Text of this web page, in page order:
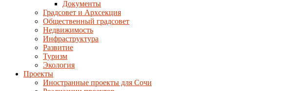
Документы
Градсовет и Архсекция
Общественный градсовет
Недвижимость
Инфраструктура
Развитие
Туризм
Экология
Проекты
Иностранные проекты для Сочи